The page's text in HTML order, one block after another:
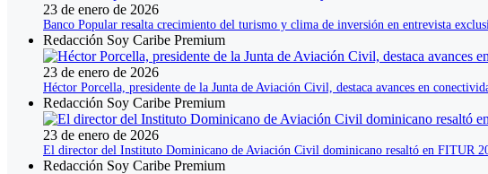
23 de enero de 2026
Banco Popular resalta crecimiento del turismo y clima de inversión en entrevista
Redacción Soy Caribe Premium
23 de enero de 2026
Héctor Porcella, presidente de la Junta de Aviación Civil, destaca avances en
Redacción Soy Caribe Premium
23 de enero de 2026
El director del Instituto Dominicano de Aviación Civil dominicano resaltó en FITUR
Redacción Soy Caribe Premium